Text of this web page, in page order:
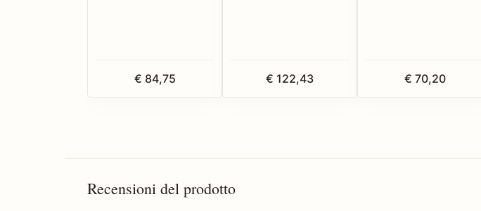
€ 84,75 € 122,43 € 70,20
Recensioni del prodotto